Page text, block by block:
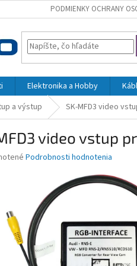
PODMIENKY OCHRANY
Elektronika a Hobby
a výstup SK-MFD3 video
video vstup
Podrobnosti hodnotenia